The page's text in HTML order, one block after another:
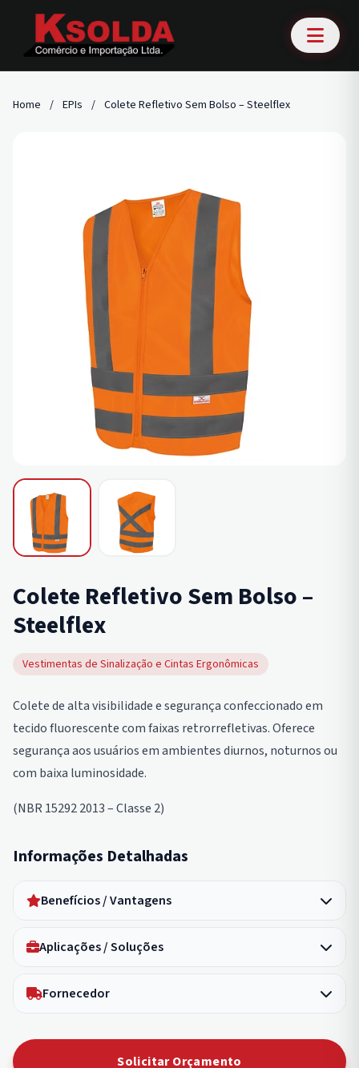
Home / EPIs / Colete Refletivo Sem Bolso – Steelflex
Colete Refletivo Sem Bolso –
Steelflex
Vestimentas de Sinalização e Cintas Ergonômicas
Colete de alta visibilidade e segurança confeccionado em
tecido fluorescente com faixas retrorrefletivas. Oferece
segurança aos usuários em ambientes diurnos, noturnos ou
com baixa luminosidade.
(NBR 15292 2013 – Classe 2)
Informações Detalhadas
Benefícios / Vantagens
Aplicações / Soluções
Fornecedor
Solicitar Orçamento